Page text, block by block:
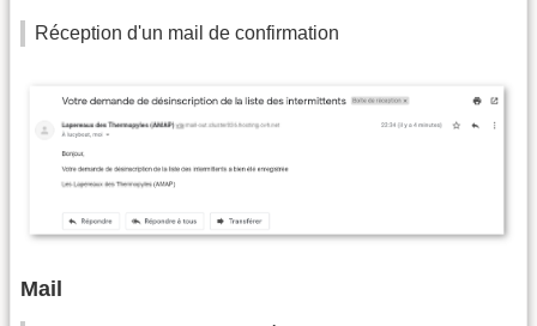
Réception d'un mail de confirmation
Mail